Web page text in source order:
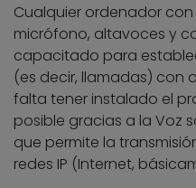
Cualquier ordenador
micrófono, altavoces y
capacitado para
(es decir, llamadas) con
falta tener instalado el
posible gracias a la Voz
que permite la
redes IP (Internet,